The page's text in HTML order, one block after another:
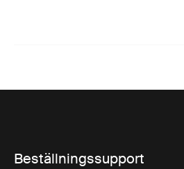
Beställningssupport